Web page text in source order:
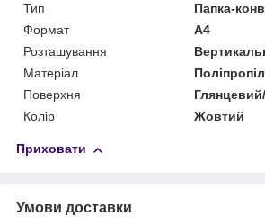
Тип
Папка-
Формат
A4
Розташування
Матеріал
Поверхня
Колір
Жовтий
Приховати
Умови доставки